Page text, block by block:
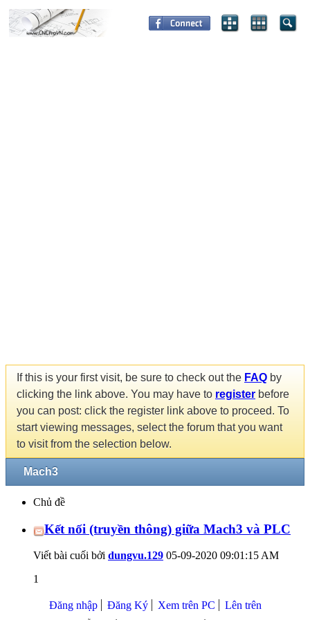
If this is your first visit, be sure to check out the FAQ by
clicking the link above. You may have to register before
you can post: click the register link above to proceed. To
start viewing messages, select the forum that you want
to visit from the selection below.
Mach3
Chủ đề
Kết nối (truyền thông) giữa Mach3 và PLC
Viết bài cuối bởi dungvu.129 05-09-2020 09:01:15 AM
1
Đăng nhập Đăng Ký Xem trên PC Lên trên